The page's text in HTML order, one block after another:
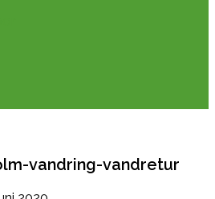
vandring-vandretur